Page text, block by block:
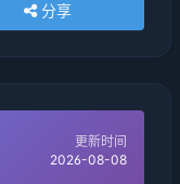
分享
更新时间
2026-08-08